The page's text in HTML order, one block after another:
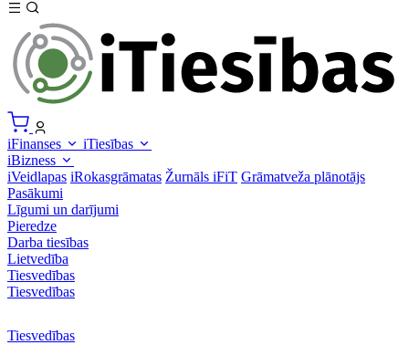
iFinanses
iTiesības
iBizness
iVeidlapas iRokasgrāmatas Žurnāls iFiT Grāmatveža plānotājs
Pasākumi
Līgumi un darījumi
Pieredze
Darba tiesības
Lietvedība
Tiesvedības
Tiesvedības
Tiesvedības